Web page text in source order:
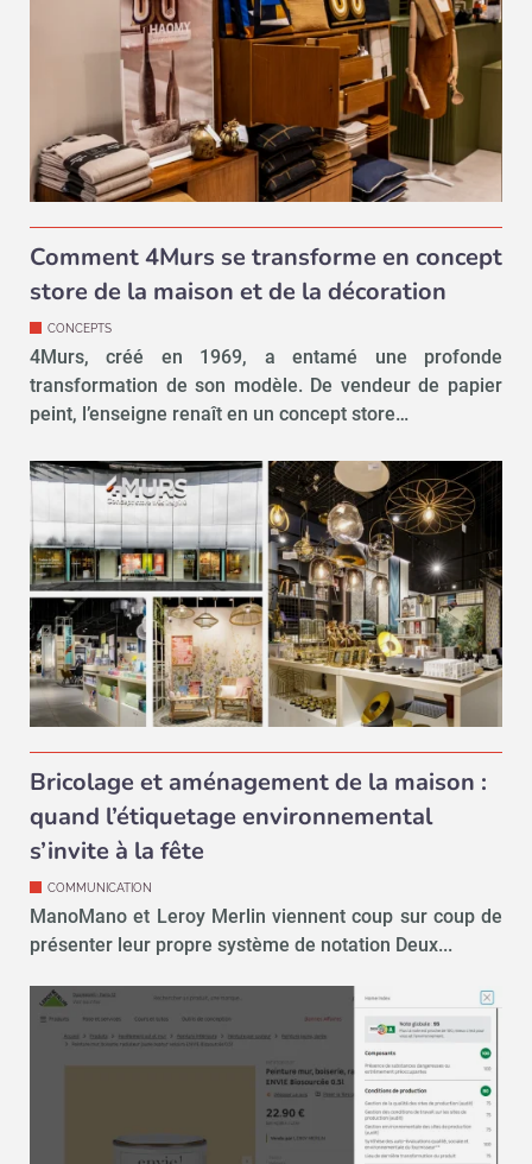
Comment 4Murs se transforme en concept
store de la maison et de la décoration
CONCEPTS
4Murs, créé en 1969, a entamé une profonde
transformation de son modèle. De vendeur de papier
peint, l’enseigne renaît en un concept store…
Bricolage et aménagement de la maison :
quand l’étiquetage environnemental
s’invite à la fête
COMMUNICATION
ManoMano et Leroy Merlin viennent coup sur coup de
présenter leur propre système de notation Deux...